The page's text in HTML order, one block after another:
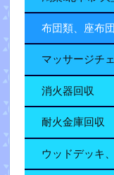
布団類、座布
マッサージチ
消火器回収
耐火金庫回収
ウッドデッキ